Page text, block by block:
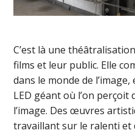
C’est là une
films et leur public. Elle
dans le monde de
LED géant où l’on perçoit
l’image. Des œuvres
travaillant sur le ralenti et